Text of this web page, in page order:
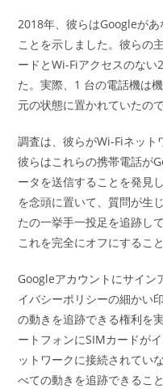
2018年、彼らはGoogleが
ことを示しました。彼らの
ードとWi-Fiアクセスのない
た。実際、1 台の電話機は
元の状態に置かれていたので
調査は、彼らがWi-Fiネット
彼らはこれらの携帯電話が
ータを送信することを発見
を念頭に置いて、質問が生
たの一挙手一投足を追跡し
これを完全にオフにするこ
Googleアカウントにサイン
イバシーポリシーの細かい
の動きを追跡できる権利を
ートフォンにSIMカードが
ットワークに接続されてい
べての動きを追跡できるこ